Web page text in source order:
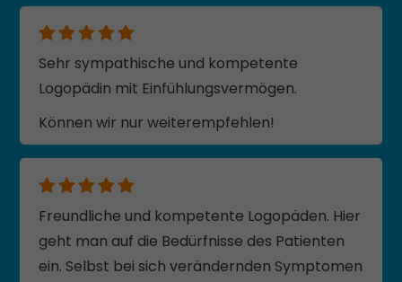
Sehr sympathische und kompetente
Logopädin mit Einfühlungsvermögen.
Können wir nur weiterempfehlen!
Freundliche und kompetente Logopäden. Hier
geht man auf die Bedürfnisse des Patienten
ein. Selbst bei sich verändernden Symptomen